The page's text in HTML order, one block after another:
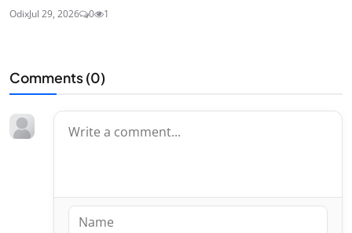
OdixJul 29, 2026 0 1
Comments (0)